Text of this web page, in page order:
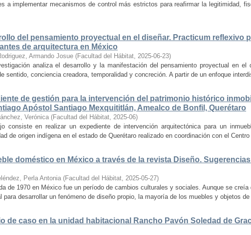
a implementar mecanismos de control más estrictos para reafirmar la legitimidad,
del pensamiento proyectual en el diseñar. Practicum reflexivo
de arquitectura en México
Armando Josue (Facultad del Hábitat, 2025-06-23)
analiza el desarrollo y la manifestación del pensamiento proyectual en el
sentido, conciencia creadora, temporalidad y concreción. A partir de un enfoque
de gestión para la intervención del patrimonio histórico
Apóstol Santiago Mexquititlán, Amealco de Bonfil, Querétaro
Verónica (Facultad del Hábitat, 2025-06)
consiste en realizar un expediente de intervención arquitectónica para un
de origen indígena en el estado de Querétaro realizado en coordinación con el
doméstico en México a través de la revista Diseño.
Perla Antonia (Facultad del Hábitat, 2025-05-27)
de 1970 en México fue un período de cambios culturales y sociales. Aunque se creía
para desarrollar un fenómeno de diseño propio, la mayoría de los muebles y objetos
de caso en la unidad habitacional Rancho Pavón Soledad de